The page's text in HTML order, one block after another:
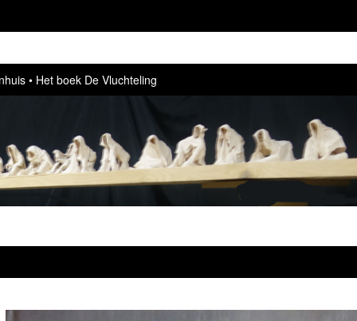
Het boek De Vluchteling